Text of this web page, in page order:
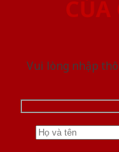
CỦA
Vui lòng nhập